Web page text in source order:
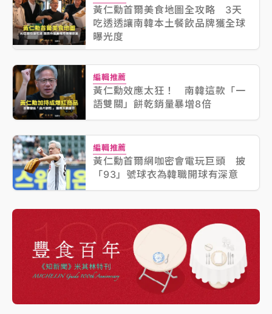
黃仁勳首爾美食地圖全攻略 3天
吃透透讓南韓本土餐飲品牌獲全球
曝光度
編輯推薦
黃仁勳效應太狂！ 南韓這款「一
語雙關」餅乾銷量暴增8倍
編輯推薦
黃仁勳首爾網咖密會電玩巨頭 披
「93」號球衣為韓職開球有深意